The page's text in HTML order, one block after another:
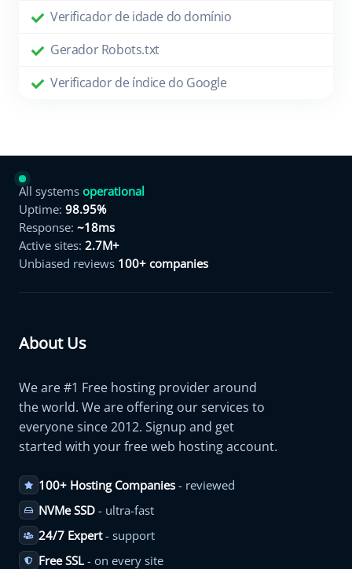
Verificador de idade do domínio
Gerador Robots.txt
Verificador de índice do Google
All systems operational
Uptime: 98.95%
Response: ~18ms
Active sites: 2.7M+
Unbiased reviews 100+ companies
About Us
We are #1 Free hosting provider around
the world. We are offering our services to
everyone since 2012. Signup and get
started with your free web hosting account.
100+ Hosting Companies- reviewed
NVMe SSD- ultra-fast
24/7 Expert- support
Free SSL- on every site